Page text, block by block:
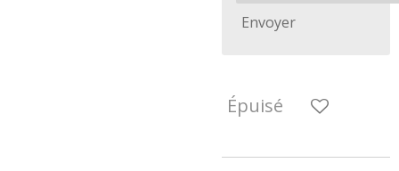
Envoyer
Épuisé